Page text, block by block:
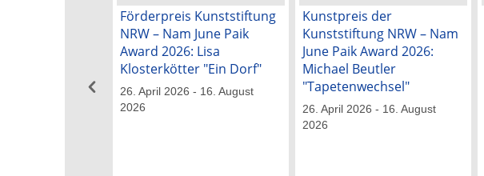
Förderpreis Kunststiftung
NRW – Nam June Paik
Award 2026: Lisa
Klosterkötter "Ein Dorf"
26. April 2026 - 16. August
2026
Kunstpreis der
Kunststiftung NRW – Nam
June Paik Award 2026:
Michael Beutler
"Tapetenwechsel"
26. April 2026 - 16. August
2026